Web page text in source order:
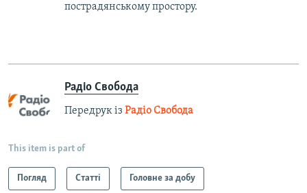
пострадянському простору.
Радіо Свобода
Передрук із Радіо Свобода
This item is part of
Погляд Статті Головне за добу